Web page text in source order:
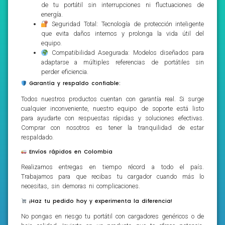
de tu portátil sin interrupciones ni fluctuaciones de
energía.
Seguridad Total: Tecnología de protección inteligente
que evita daños internos y prolonga la vida útil del
equipo.
Compatibilidad Asegurada: Modelos diseñados para
adaptarse a múltiples referencias de portátiles sin
perder eficiencia.
Garantía y respaldo confiable:
Todos nuestros productos cuentan con garantía real. Si surge
cualquier inconveniente, nuestro equipo de soporte está listo
para ayudarte con respuestas rápidas y soluciones efectivas.
Comprar con nosotros es tener la tranquilidad de estar
respaldado.
Envíos rápidos en Colombia
Realizamos entregas en tiempo récord a todo el país.
Trabajamos para que recibas tu cargador cuando más lo
necesitas, sin demoras ni complicaciones.
¡Haz tu pedido hoy y experimenta la diferencia!
No pongas en riesgo tu portátil con cargadores genéricos o de